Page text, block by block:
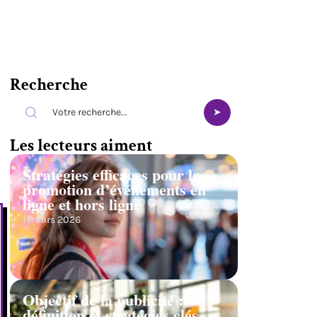
Recherche
Les lecteurs aiment
Stratégies efficaces pour la
promotion d’événements en
ligne et hors ligne
11 mars 2026
Objectif de la publicité :